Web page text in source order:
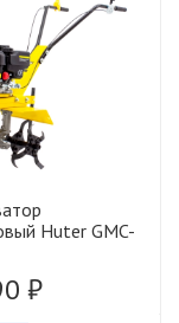
Huter GMC-
₽